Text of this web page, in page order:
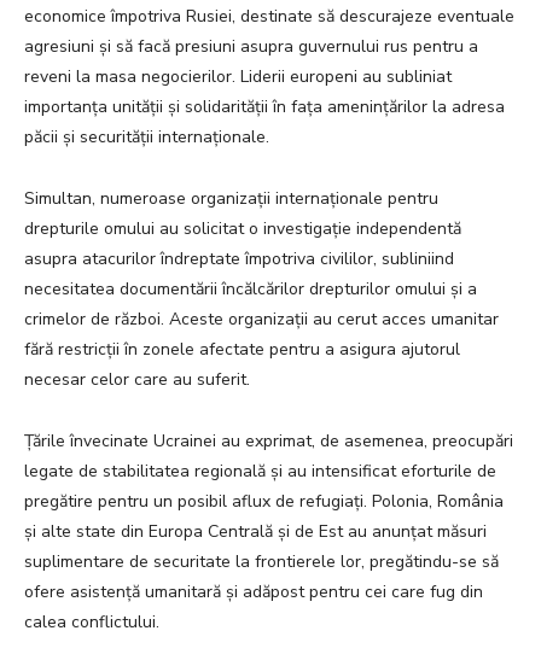
economice împotriva Rusiei, destinate să descurajeze eventuale
agresiuni și să facă presiuni asupra guvernului rus pentru a
reveni la masa negocierilor. Liderii europeni au subliniat
importanța unității și solidarității în fața amenințărilor la adresa
păcii și securității internaționale.
Simultan, numeroase organizații internaționale pentru
drepturile omului au solicitat o investigație independentă
asupra atacurilor îndreptate împotriva civililor, subliniind
necesitatea documentării încălcărilor drepturilor omului și a
crimelor de război. Aceste organizații au cerut acces umanitar
fără restricții în zonele afectate pentru a asigura ajutorul
necesar celor care au suferit.
Țările învecinate Ucrainei au exprimat, de asemenea, preocupări
legate de stabilitatea regională și au intensificat eforturile de
pregătire pentru un posibil aflux de refugiați. Polonia, România
și alte state din Europa Centrală și de Est au anunțat măsuri
suplimentare de securitate la frontierele lor, pregătindu-se să
ofere asistență umanitară și adăpost pentru cei care fug din
calea conflictului.